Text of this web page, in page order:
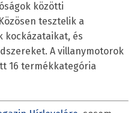
közötti
tesztelik a
kockázataikat, és
A villanymotorok
16 termékkategória